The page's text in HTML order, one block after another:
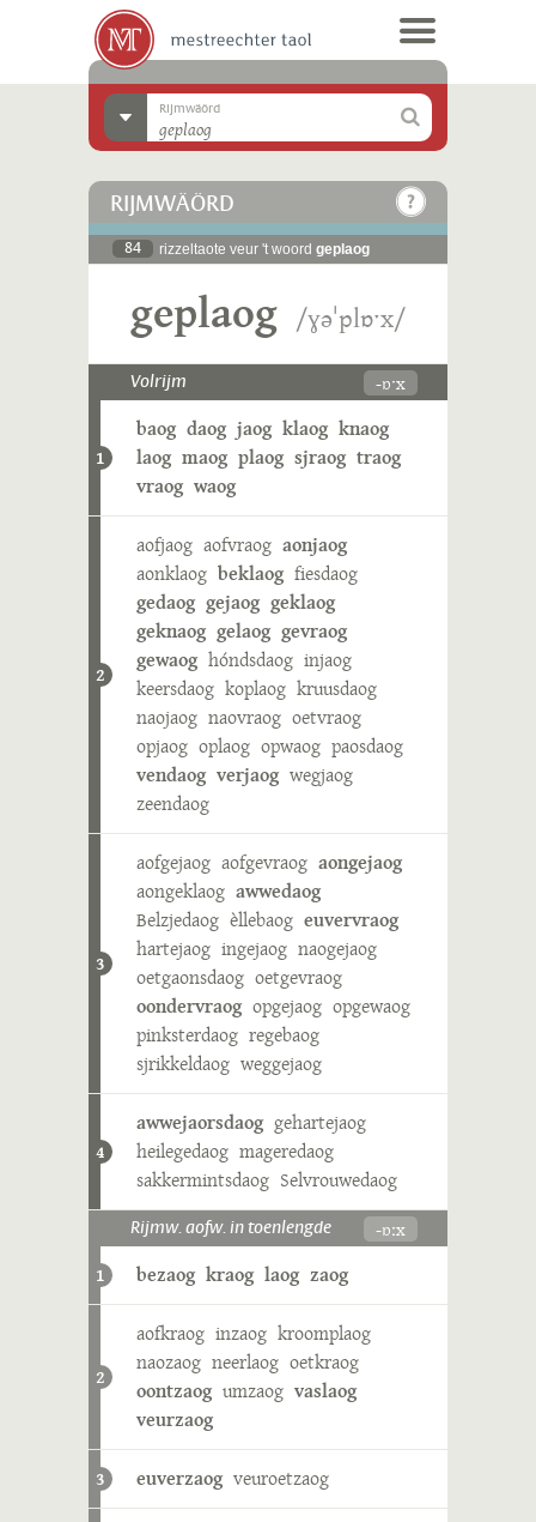
Rijmwäörd
RIJMWÄÖRD
84 rizzeltaote veur 't woord geplaog
geplaog /ɣəˈplɒˑx/
Volrijm -ɒˑx
1
baog daog jaog klaog knaog
laog maog plaog sjraog traog
vraog waog
2
aofjaog aofvraog aonjaog
aonklaog beklaog fiesdaog
gedaog gejaog geklaog
geknaog gelaog gevraog
gewaog hóndsdaog injaog
keersdaog koplaog kruusdaog
naojaog naovraog oetvraog
opjaog oplaog opwaog paosdaog
vendaog verjaog wegjaog
zeendaog
3
aofgejaog aofgevraog aongejaog
aongeklaog awwedaog
Belzjedaog èllebaog euvervraog
hartejaog ingejaog naogejaog
oetgaonsdaog oetgevraog
oondervraog opgejaog opgewaog
pinksterdaog regebaog
sjrikkeldaog weggejaog
4
awwejaorsdaog gehartejaog
heilegedaog mageredaog
sakkermintsdaog Selvrouwedaog
Rijmw. aofw. in toenlengde -ɒːx
1 bezaog kraog laog zaog
2
aofkraog inzaog kroomplaog
naozaog neerlaog oetkraog
oontzaog umzaog vaslaog
veurzaog
3 euverzaog veuroetzaog